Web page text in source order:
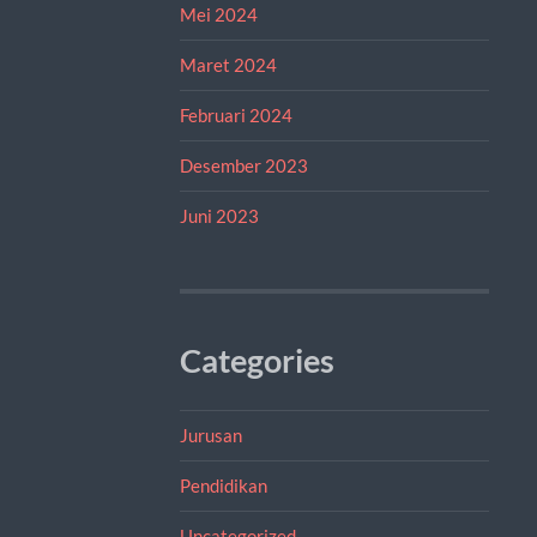
Mei 2024
Maret 2024
Februari 2024
Desember 2023
Juni 2023
Categories
Jurusan
Pendidikan